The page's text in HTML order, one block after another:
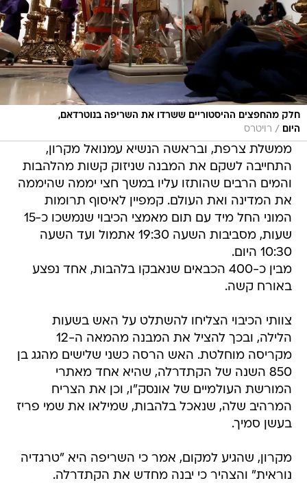
חלק מהחפצים ההיסטוריים ששרדו את השריפה בנוטרדאם,
היום
/ רויטרס
ממשלת צרפת, ובראשה הנשיא עמנואל מקרון,
התחייבה לשקם את המבנה שניזוק קשות מהלהבות
והמים הרבים שהותזו עליו במשך חצי יממה שהיממה
את המדינה ואת העולם. קמפיין לאיסוף תרומות
המוני החל מיד עם תום מאמצי הכיבוי שנמשכו כ-15
שעות, מסביבות השעה 19:30 אתמול ועד השעה
10:30 היום.
מבין כ-400 הכבאים שנאבקו בלהבות, אחד נפצע
באורח קשה.
צוותי הכיבוי הצליחו להשתלט על האש בשעות
הלילה, ובכך להציל את המבנה מהמאה ה-12
מקריסה מוחלטת. האש הרסה כשני שלישים מהגג בן
850 השנה של הקתדרלה, שהיא אחד מאתרי
המורשת העולמיים של אונסק"ו, וכן את הצריח
המרהיב שלה, שנאכל בלהבות, שמילאו את שמי פריז
בעשן סמיך.
מקרון, שהגיע למקום, אמר כי השריפה היא "טרגדיה
נוראית" והצהיר כי יבנה מחדש את הקתדרלה.